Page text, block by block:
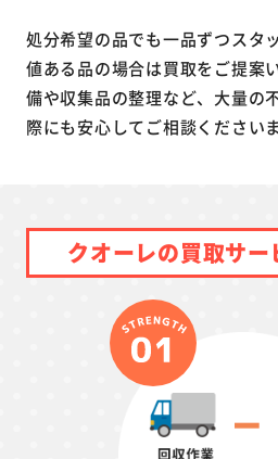
処分希望の品でも一品ずつスタ
値ある品の場合は買取をご提案
備や収集品の整理など、大量の
際にも安心してご相談くださいま
クオーレの買取サ